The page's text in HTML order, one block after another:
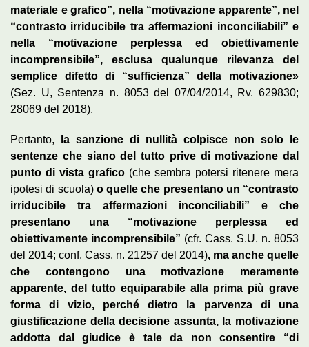
materiale e grafico”, nella “motivazione apparente”, nel
“contrasto irriducibile tra affermazioni inconciliabili” e
nella “motivazione perplessa ed obiettivamente
incomprensibile”, esclusa qualunque rilevanza del
semplice difetto di “sufficienza” della motivazione»
(Sez. U, Sentenza n. 8053 del 07/04/2014, Rv. 629830;
28069 del 2018).
Pertanto,
la sanzione di nullità colpisce non solo le
sentenze che siano del tutto prive di motivazione dal
punto di vista grafico (che sembra potersi ritenere mera
ipotesi di scuola) o quelle che presentano un “contrasto
irriducibile tra affermazioni inconciliabili” e che
presentano una “motivazione perplessa ed
obiettivamente incomprensibile” (cfr. Cass. S.U. n. 8053
del 2014; conf. Cass. n. 21257 del 2014), ma anche quelle
che contengono una motivazione meramente
apparente, del tutto equiparabile alla prima più grave
forma di vizio, perché dietro la parvenza di una
giustificazione della decisione assunta, la motivazione
addotta dal giudice è tale da non consentire “di